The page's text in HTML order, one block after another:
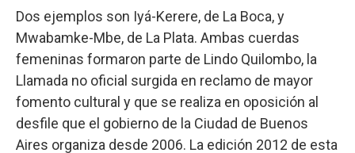
Dos ejemplos son Iyá-Kerere, de La Boca, y
Mwabamke-Mbe, de La Plata. Ambas cuerdas
femeninas formaron parte de Lindo Quilombo, la
Llamada no oficial surgida en reclamo de mayor
fomento cultural y que se realiza en oposición al
desfile que el gobierno de la Ciudad de Buenos
Aires organiza desde 2006. La edición 2012 de esta